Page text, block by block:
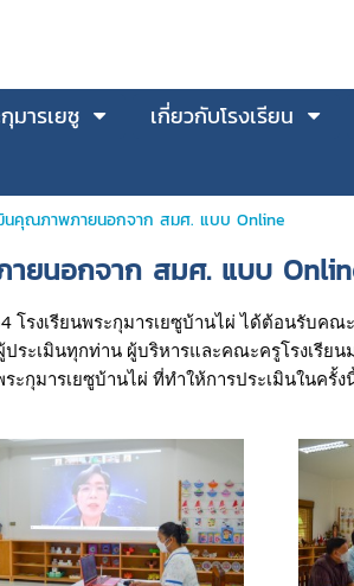
มารเยซู เกี่ยวกับโรงเรียน
นคุณภาพภายนอกจาก สมศ. แบบ Online
ายนอกจาก สมศ. แบบ
โรงเรียนพระกุมารเยซูบ้านไผ่ ได้ต้อนรับ
ะเมินทุกท่าน ผู้บริหารและคณะครูโรงเรียน
ระกุมารเยซูบ้านไผ่ ที่ทำให้การประเมินในครั้ง